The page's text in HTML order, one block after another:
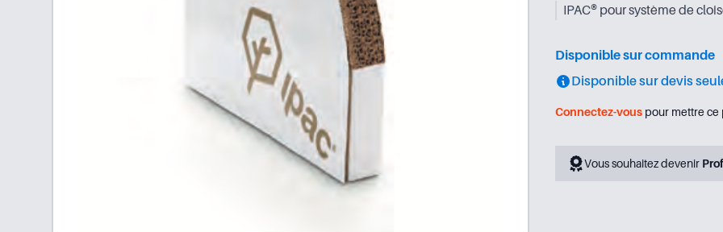
IPAC® pour système de
Disponible sur commande
Disponible sur devis
Connectez-vous pour mettre ce
Vous souhaitez devenir